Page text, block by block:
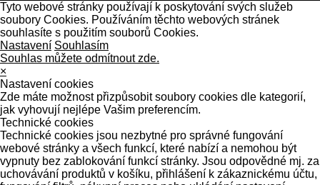
Tyto webové stránky používají k poskytování svých služeb
soubory Cookies. Používáním těchto webových stránek
souhlasíte s použitím souborů Cookies.
Nastavení Souhlasím
Souhlas můžete odmítnout zde.
×
Nastavení cookies
Zde máte možnost přizpůsobit soubory cookies dle kategorií,
jak vyhovují nejlépe Vašim preferencím.
Technické cookies
Technické cookies jsou nezbytné pro správné fungování
webové stránky a všech funkcí, které nabízí a nemohou být
vypnuty bez zablokování funkcí stránky. Jsou odpovědné mj. za
uchovávání produktů v košíku, přihlášení k zákaznickému účtu,